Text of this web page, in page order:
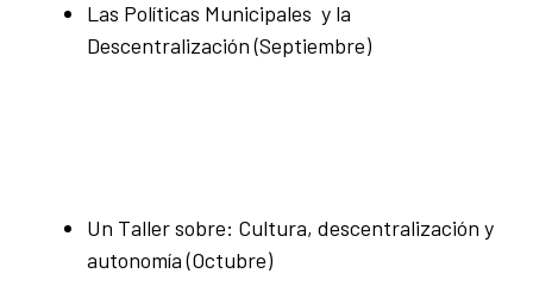
Las Políticas Municipales y la
Descentralización (Septiembre)
Un Taller sobre: Cultura, descentralización y
autonomía (Octubre)